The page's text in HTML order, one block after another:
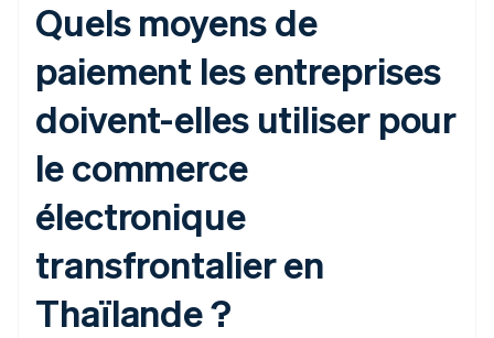
Quels moyens de
paiement les entreprises
doivent-elles utiliser pour
le commerce
électronique
transfrontalier en
Thaïlande ?